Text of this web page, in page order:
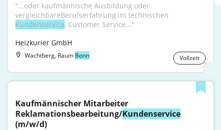
"...oder kaufmännische Ausbildung oder
Kundenservice, Customer Service..."
Heizkurier GmbH
Wachtberg, Raum Bonn Vollzeit
Kaufmännischer Mitarbeiter
Reklamationsbearbeitung/Kundenservice
(m/w/d)